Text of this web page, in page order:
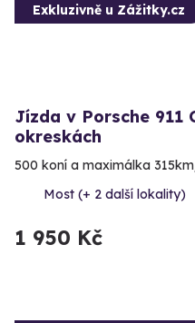
Exkluzivně u Zážitky.cz
Jízda v Porsche 911
okreskách
500 koní a maximálka
Most (+ 2 další lokality)
1 950 Kč